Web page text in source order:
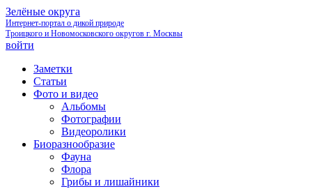
Зелёные округа
Интернет-портал о дикой природе
Троицкого и Новомосковского округов г. Москвы
войти
Заметки
Статьи
Фото и видео
Альбомы
Фотографии
Видеоролики
Биоразнообразие
Фауна
Флора
Грибы и лишайники